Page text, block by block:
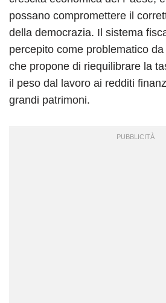
possano compromettere il
della democrazia. Il sistema
percepito come problematico
che propone di riequilibrare la
il peso dal lavoro ai redditi
grandi patrimoni.